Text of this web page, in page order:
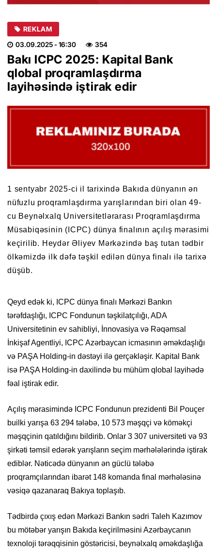
REKLAM
03.09.2025- 16:30 354
Bakı ICPC 2025: Kapital Bank
qlobal proqramlaşdırma
layihəsində iştirak edir
1 sentyabr 2025-ci il tarixində Bakıda dünyanın ən
nüfuzlu proqramlaşdırma yarışlarından biri olan 49-
cu Beynəlxalq Universitetlərarası Proqramlaşdırma
Müsabiqəsinin (ICPC) dünya finalının açılış mərasimi
keçirilib. Heydər Əliyev Mərkəzində baş tutan tədbir
ölkəmizdə ilk dəfə təşkil edilən dünya finalı ilə tarixə
düşüb.
Qeyd edək ki, ICPC dünya finalı Mərkəzi Bankın
tərəfdaşlığı, ICPC Fondunun təşkilatçılığı, ADA
Universitetinin ev sahibliyi, İnnovasiya və Rəqəmsal
İnkişaf Agentliyi, ICPC Azərbaycan icmasının əməkdaşlığı
və PAŞA Holding-in dəstəyi ilə gerçəkləşir. Kapital Bank
isə PAŞA Holding-in daxilində bu mühüm qlobal layihədə
fəal iştirak edir.
Açılış mərasimində ICPC Fondunun prezidenti Bil Pouçer
builki yarışa 63 294 tələbə, 10 573 məşqçi və köməkçi
məşqçinin qatıldığını bildirib. Onlar 3 307 universiteti və 93
şirkəti təmsil edərək yarışların seçim mərhələlərində iştirak
ediblər. Nəticədə dünyanın ən güclü tələbə
proqramçılarından ibarət 148 komanda final mərhələsinə
vəsiqə qazanaraq Bakıya toplaşıb.
Tədbirdə çıxış edən Mərkəzi Bankın sədri Taleh Kazımov
bu mötəbər yarışın Bakıda keçirilməsini Azərbaycanın
texnoloji tərəqqisinin göstəricisi, beynəlxalq əməkdaşlığa